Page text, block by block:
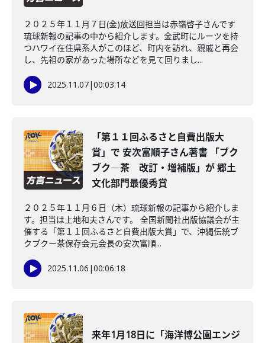
２０２５年１１月７日(金)放送回担当は赤嶺啓子さんです
琉球新報の記事の中から紹介します。金武町にルーツを持
つハワイ在住県系人がこのほど、町内を訪れ、親戚と再会
し、先祖の家があった場所などを見て回りまし...
2025.11.07|00:03:14
「第１１回ふるさと自費出版大
賞」で 安次富順子さん著書 「ブク
ブク―茶 改訂・増補版」が 郷土
文化部門最優秀賞
２０２５年１１月６日（木）琉球新報の記事から紹介しま
す。担当は上地和夫さんです。 全国新聞社出版協議会が主
催する「第１１回ふるさと自費出版大賞」で、沖縄伝統ブ
クブクー茶保存会元会長の安次富順...
2025.11.06 |00:06:18
来年1月18日に「海洋博公園エンジ